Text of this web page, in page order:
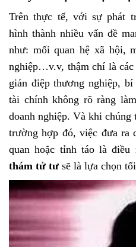
Trên thực tế, với sự phát
hình thành nhiều vấn đề
như: mối quan hệ xã hội,
nghiệp…v.v, thậm chí là các
gián điệp thương nghiệp,
tài chính không rõ ràng
doanh nghiệp. Và khi
trường hợp đó, việc đưa ra
quan hoặc tỉnh táo là
thám tử tư sẽ là lựa chọn